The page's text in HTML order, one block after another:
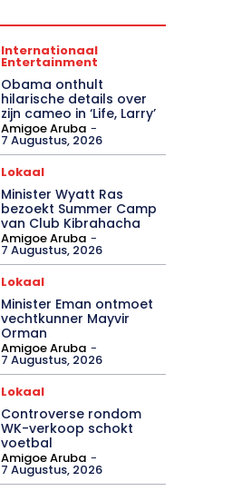
Internationaal
Entertainment
Obama onthult
hilarische details over
zijn cameo in ‘Life, Larry’
7 Augustus, 2026
Lokaal
Minister Wyatt Ras
bezoekt Summer Camp
van Club Kibrahacha
7 Augustus, 2026
Lokaal
Minister Eman ontmoet
vechtkunner Mayvir
Orman
7 Augustus, 2026
Lokaal
Controverse rondom
WK-verkoop schokt